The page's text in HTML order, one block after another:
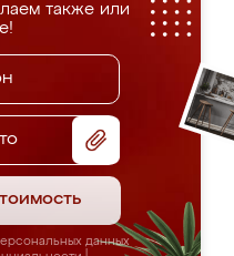
также или
данных